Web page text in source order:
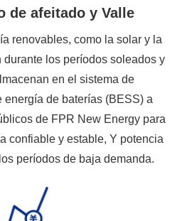
de afeitado y Valle
renovables, como la solar y la
los períodos soleados y
en el sistema de
energía de baterías (BESS) a
de FPR New Energy para
confiable y estable, Y potencia
períodos de baja demanda.